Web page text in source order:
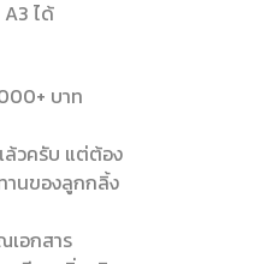
ได้
บาท
ล้วครับ แต่ต้อง
านของลูกกลิ้ง
เอกสาร